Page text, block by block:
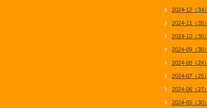
2024-12（34）
2024-11（35）
2024-10（30）
2024-09（30）
2024-08（24）
2024-07（25）
2024-06（27）
2024-05（30）